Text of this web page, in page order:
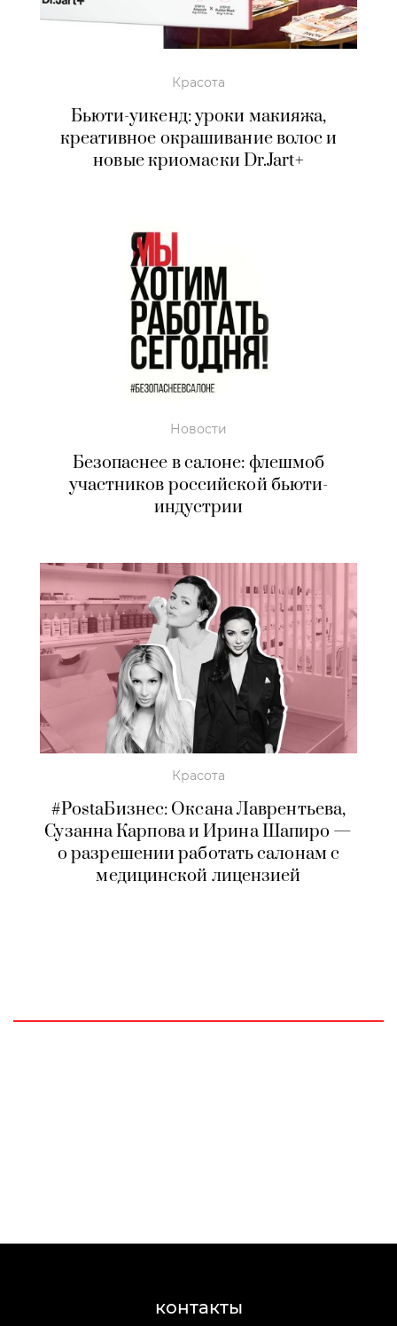
Красота
Бьюти-уикенд: уроки макияжа,
креативное окрашивание волос и
новые криомаски Dr.Jart+
Новости
Безопаснее в салоне: флешмоб
участников российской бьюти-
индустрии
Красота
#PostaБизнес: Оксана Лаврентьева,
Сузанна Карпова и Ирина Шапиро —
о разрешении работать салонам с
медицинской лицензией
контакты